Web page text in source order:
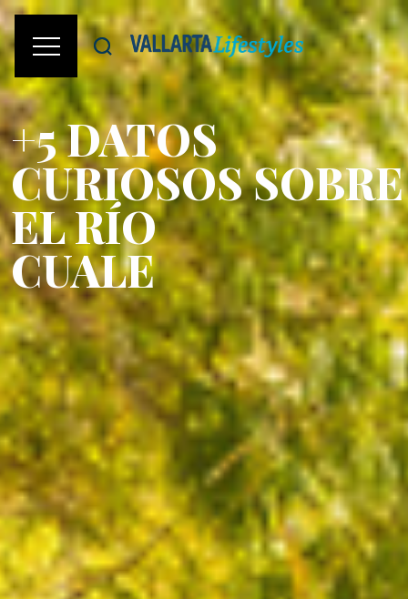
+5 DATOS
CURIOSOS SOBRE
EL RÍO
CUALE